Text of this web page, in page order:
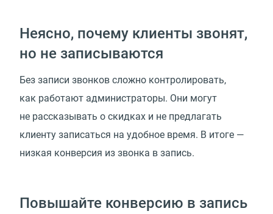
Неясно, почему клиенты звонят,
но не записываются
Без записи звонков сложно контролировать,
как работают администраторы. Они могут
не рассказывать о скидках и не предлагать
клиенту записаться на удобное время. В итоге —
низкая конверсия из звонка в запись.
Повышайте конверсию в запись